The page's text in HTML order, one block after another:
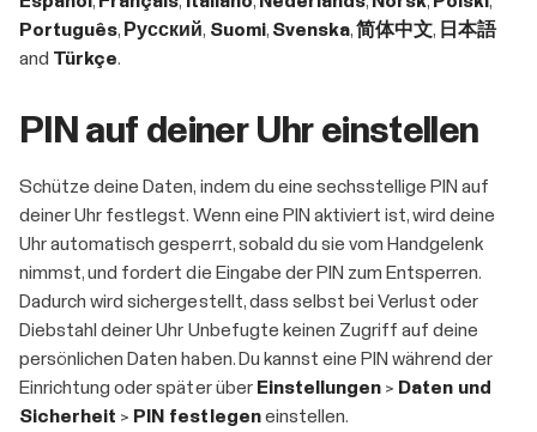
Português, Русский, Suomi, Svenska,简体中文, 日本語
and Türkçe.
PIN auf deiner Uhr einstellen
Schütze deine Daten, indem du eine sechsstellige PIN auf
deiner Uhr festlegst. Wenn eine PIN aktiviert ist, wird deine
Uhr automatisch gesperrt, sobald du sie vom Handgelenk
nimmst, und fordert die Eingabe der PIN zum Entsperren.
Dadurch wird sichergestellt, dass selbst bei Verlust oder
Diebstahl deiner Uhr Unbefugte keinen Zugriff auf deine
persönlichen Daten haben. Du kannst eine PIN während der
Einrichtung oder später über Einstellungen > Daten und
Sicherheit > PIN festlegeneinstellen.